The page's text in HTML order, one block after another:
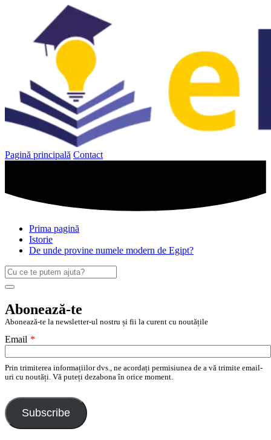
Pagină principală Contact
Prima pagină
Istorie
De unde provine numele modern de Egipt?
Caută
după:
Search
Abonează-te
Abonează-te la newsletter-ul nostru și fii la curent cu noutățile
Email *
Prin trimiterea informațiilor dvs., ne acordați permisiunea de a vă trimite email-
uri cu noutăți. Vă puteți dezabona în orice moment.
Subscribe